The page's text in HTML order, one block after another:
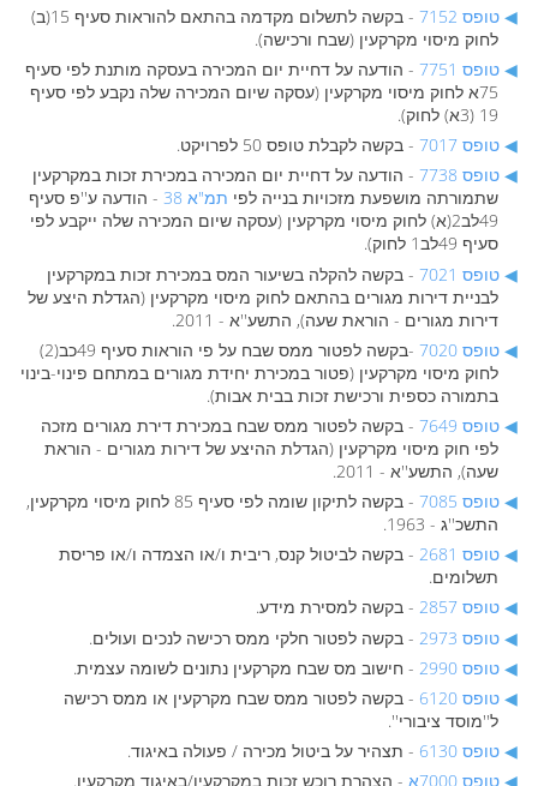
טופס 7152
- בקשה לתשלום מקדמה בהתאם להוראות סעיף 15(ב)
לחוק מיסוי מקרקעין (שבח ורכישה).
טופס 7751
- הודעה על דחיית יום המכירה בעסקה מותנת לפי סעיף
75א לחוק מיסוי מקרקעין (עסקה שיום המכירה שלה נקבע לפי סעיף
19 (3א) לחוק).
טופס 7017
- בקשה לקבלת טופס 50 לפרויקט.
טופס 7738
- הודעה על דחיית יום המכירה במכירת זכות במקרקעין
שתמורתה מושפעת מזכויות בנייה לפי תמ"א 38
- הודעה ע''פ סעיף
49לב2(א) לחוק מיסוי מקרקעין (עסקה שיום המכירה שלה ייקבע לפי
סעיף 49לב1 לחוק).
טופס 7021
- בקשה להקלה בשיעור המס במכירת זכות במקרקעין
לבניית דירות מגורים בהתאם לחוק מיסוי מקרקעין (הגדלת היצע של
דירות מגורים - הוראת שעה), התשע''א - 2011.
טופס 7020
-בקשה לפטור ממס שבח על פי הוראות סעיף 49כב(2)
לחוק מיסוי מקרקעין (פטור במכירת יחידת מגורים במתחם פינוי-בינוי
בתמורה כספית ורכישת זכות בבית אבות).
טופס 7649
- בקשה לפטור ממס שבח במכירת דירת מגורים מזכה
לפי חוק מיסוי מקרקעין (הגדלת ההיצע של דירות מגורים - הוראת
שעה), התשע''א - 2011.
טופס 7085
- בקשה לתיקון שומה לפי סעיף 85 לחוק מיסוי מקרקעין,
התשכ''ג - 1963.
טופס 2681
- בקשה לביטול קנס, ריבית ו/או הצמדה ו/או פריסת
תשלומים.
טופס 2857
- בקשה למסירת מידע.
טופס 2973
- בקשה לפטור חלקי ממס רכישה לנכים ועולים.
טופס 2990
- חישוב מס שבח מקרקעין נתונים לשומה עצמית.
טופס 6120
- בקשה לפטור ממס שבח מקרקעין או ממס רכישה
ל''מוסד ציבורי''.
טופס 6130
- תצהיר על ביטול מכירה / פעולה באיגוד.
טופס 7000א
- הצהרת רוכש זכות במקרקעין/באיגוד מקרקעין.